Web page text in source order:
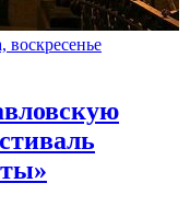
воскресенье